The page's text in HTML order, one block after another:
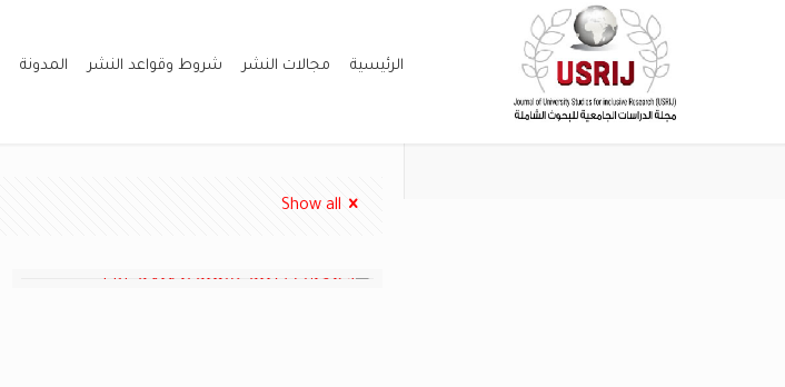
الرئيسية مجالات النشر شروط وقواعد النشر المدونة
Show all